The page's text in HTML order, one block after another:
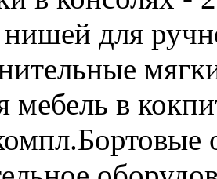
нишей для
мебель в